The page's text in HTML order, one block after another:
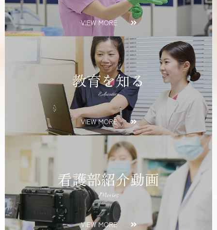
VIEW MORE
教育を知る
Education
VIEW MORE
看護部紹介動画
Movies
VIEW MORE